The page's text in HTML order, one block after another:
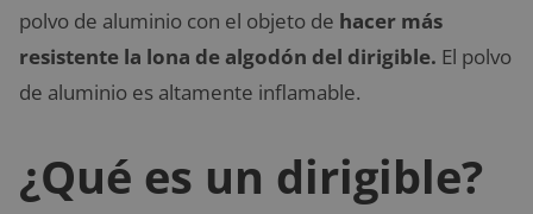
polvo de aluminio con el objeto de hacer más
resistente la lona de algodón del dirigible. El polvo
de aluminio es altamente inflamable.
¿Qué es un dirigible?